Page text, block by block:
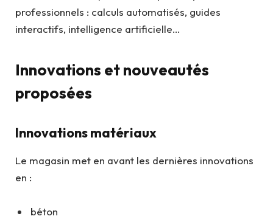
professionnels : calculs automatisés, guides
interactifs, intelligence artificielle…
Innovations et nouveautés
proposées
Innovations matériaux
Le magasin met en avant les dernières innovations
en :
béton